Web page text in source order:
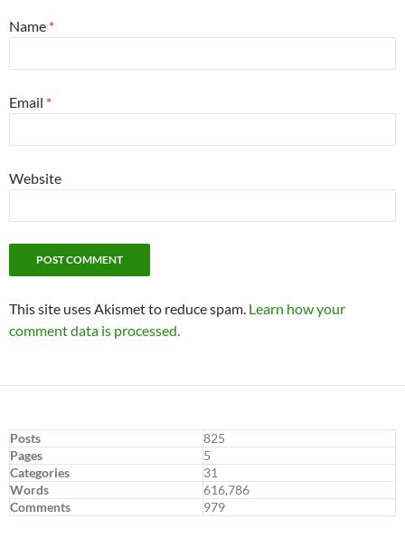
Name *
Email *
Website
This site uses Akismet to reduce spam. Learn how your
comment data is processed.
Posts
825
Pages
5
Categories
31
Words
616,786
Comments
979